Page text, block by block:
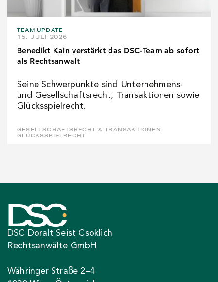
TEAM UPDATE
15. JULI 2026
Benedikt Kain verstärkt das DSC-Team ab sofort
als Rechtsanwalt
Seine Schwerpunkte sind Unternehmens-
und Gesellschaftsrecht, Transaktionen sowie
Glücksspielrecht.
GESELLSCHAFTSRECHT & TRANSAKTIONEN
GLÜCKSSPIELRECHT
DSC Doralt Seist Csoklich
Rechtsanwälte GmbH
Währinger Straße 2–4